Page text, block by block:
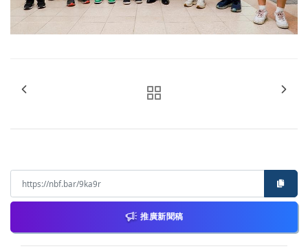
推廣新聞稿